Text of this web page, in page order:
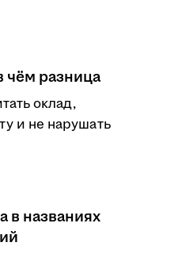
чём разница
оклад,
и не нарушать
в названиях